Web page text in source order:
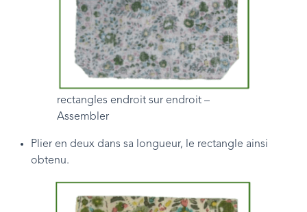
rectangles endroit sur endroit –
Assembler
Plier en deux dans sa longueur, le rectangle ainsi
obtenu.